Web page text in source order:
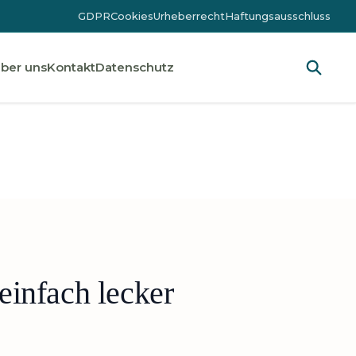
GDPRCookiesUrheberrechtHaftungsausschluss
unsKontaktDatenschutz
lecker